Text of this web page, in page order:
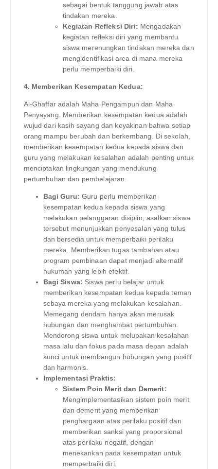
sebagai bentuk tanggung jawab atas
tindakan mereka.
Kegiatan Refleksi Diri: Mengadakan
kegiatan refleksi diri yang membantu
siswa merenungkan tindakan mereka dan
mengidentifikasi area di mana mereka
perlu memperbaiki diri.
4. Memberikan Kesempatan Kedua:
Al-Ghaffar adalah Maha Pengampun dan Maha
Penyayang. Memberikan kesempatan kedua adalah
wujud dari kasih sayang dan keyakinan bahwa setiap
orang mampu berubah dan berkembang. Di sekolah,
memberikan kesempatan kedua kepada siswa dan
guru yang melakukan kesalahan adalah penting untuk
menciptakan lingkungan yang mendukung
pertumbuhan dan pembelajaran.
Bagi Guru: Guru perlu memberikan
kesempatan kedua kepada siswa yang
melakukan pelanggaran disiplin, asalkan siswa
tersebut menunjukkan penyesalan yang tulus
dan bersedia untuk memperbaiki perilaku
mereka. Memberikan tugas tambahan atau
program pembinaan dapat menjadi alternatif
hukuman yang lebih efektif.
Bagi Siswa: Siswa perlu belajar untuk
memberikan kesempatan kedua kepada teman
sebaya mereka yang melakukan kesalahan.
Memegang dendam hanya akan merusak
hubungan dan menghambat pertumbuhan.
Mendorong siswa untuk melupakan kesalahan
masa lalu dan fokus pada masa depan adalah
kunci untuk membangun hubungan yang positif
dan harmonis.
Implementasi Praktis:
Sistem Poin Merit dan Demerit:
Mengimplementasikan sistem poin merit
dan demerit yang memberikan
penghargaan atas perilaku positif dan
memberikan sanksi yang proporsional
atas perilaku negatif, dengan
menekankan pada kesempatan untuk
memperbaiki diri.